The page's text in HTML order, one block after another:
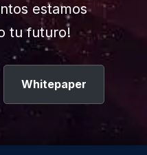
estamos
tu futuro!
Whitepaper